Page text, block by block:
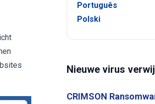
Português
Polski
Nieuwe virus
CRIMSON